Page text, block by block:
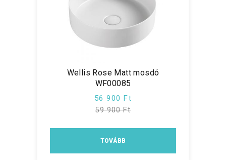
Wellis Rose Matt mosdó
WF00085
56 900 Ft
59 900 Ft
TOVÁBB